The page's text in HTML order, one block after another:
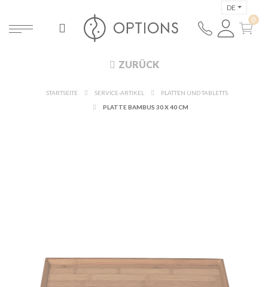
DE
ZURÜCK
STARTSEITE SERVICE-ARTIKEL
PLATTEN UND TABLETTS
PLATTE BAMBUS 30 X 40 CM